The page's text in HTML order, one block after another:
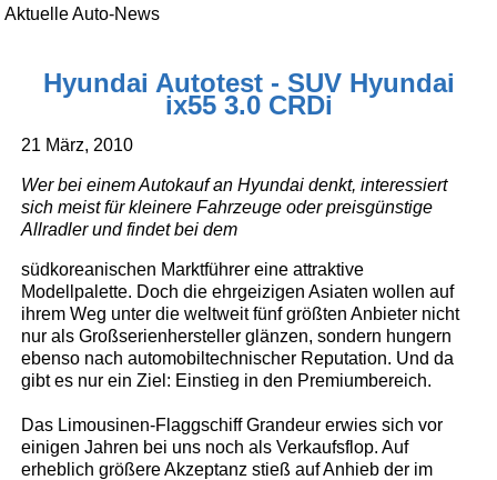
Aktuelle Auto-News
Hyundai Autotest - SUV Hyundai
ix55 3.0 CRDi
21 März, 2010
Wer bei einem Autokauf an Hyundai denkt, interessiert
sich meist für kleinere Fahrzeuge oder preisgünstige
Allradler und findet bei dem
südkoreanischen Marktführer eine attraktive
Modellpalette. Doch die ehrgeizigen Asiaten wollen auf
ihrem Weg unter die weltweit fünf größten Anbieter nicht
nur als Großserienhersteller glänzen, sondern hungern
ebenso nach automobiltechnischer Reputation. Und da
gibt es nur ein Ziel: Einstieg in den Premiumbereich.
Das Limousinen-Flaggschiff Grandeur erwies sich vor
einigen Jahren bei uns noch als Verkaufsflop. Auf
erheblich größere Akzeptanz stieß auf Anhieb der im